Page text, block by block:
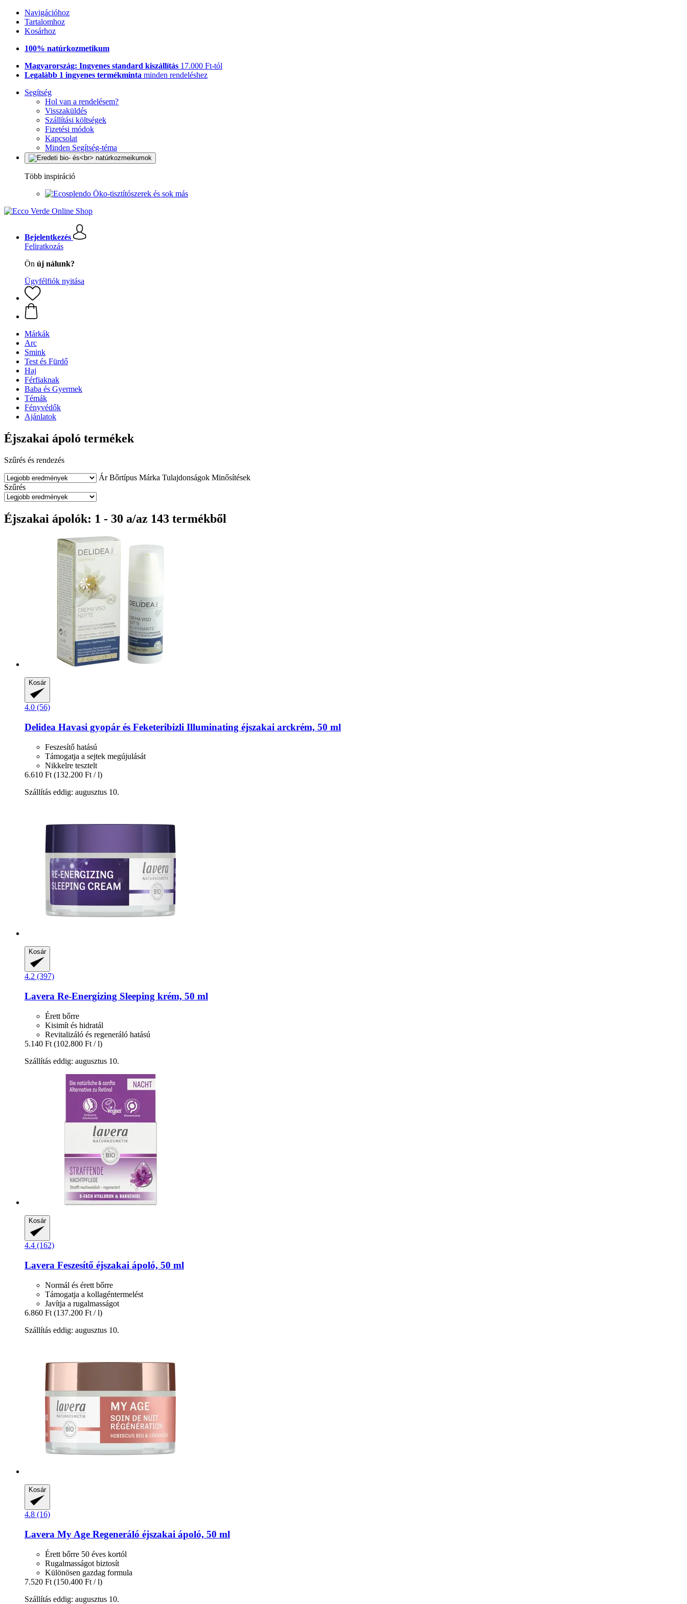
Navigációhoz
Tartalomhoz
Kosárhoz
100% natúrkozmetikum
Magyarország: Ingyenes standard kiszállítás 17.000 Ft-tól
Legalább 1 ingyenes termékminta minden rendeléshez
Segítség
Hol van a rendelésem?
Visszaküldés
Szállítási költségek
Fizetési módok
Kapcsolat
Minden Segítség-téma
Több inspiráció
Öko-tisztítószerek és sok más
Bejelentkezés
Feliratkozás
Ön új nálunk?
Ügyfélfiók nyitása
Márkák
Arc
Smink
Test és Fürdő
Haj
Férfiaknak
Baba és Gyermek
Témák
Fényvédők
Ajánlatok
Éjszakai ápoló termékek
Szűrés és rendezés
Ár Bőrtípus Márka Tulajdonságok Minősítések
Szűrés
Éjszakai ápolók: 1 - 30 a/az 143 termékből
Kosár
4.0 (56)
Delidea Havasi gyopár és Feketeribizli Illuminating éjszakai arckrém, 50 ml
Feszesítő hatású
Támogatja a sejtek megújulását
Nikkelre tesztelt
6.610 Ft (132.200 Ft / l)
Szállítás eddig: augusztus 10.
Kosár
4.2 (397)
Lavera Re-​Energizing Sleeping krém, 50 ml
Érett bőrre
Kisimít és hidratál
Revitalizáló és regeneráló hatású
5.140 Ft (102.800 Ft / l)
Szállítás eddig: augusztus 10.
Kosár
4.4 (162)
Lavera Feszesítő éjszakai ápoló, 50 ml
Normál és érett bőrre
Támogatja a kollagéntermelést
Javítja a rugalmasságot
6.860 Ft (137.200 Ft / l)
Szállítás eddig: augusztus 10.
Kosár
4.8 (16)
Lavera My Age Regeneráló éjszakai ápoló, 50 ml
Érett bőrre 50 éves kortól
Rugalmasságot biztosít
Különösen gazdag formula
7.520 Ft (150.400 Ft / l)
Szállítás eddig: augusztus 10.